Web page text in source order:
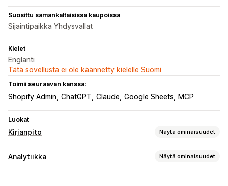
Suosittu samankaltaisissa kaupoissa
Sijaintipaikka Yhdysvallat
Kielet
Englanti
Tätä sovellusta ei ole käännetty kielelle Suomi
Toimii seuraavan kanssa:
Shopify Admin ChatGPT Claude Google Sheets MCP
Luokat
Kirjanpito Näytä ominaisuudet
Talousraportit
Analytiikka Näytä ominaisuudet